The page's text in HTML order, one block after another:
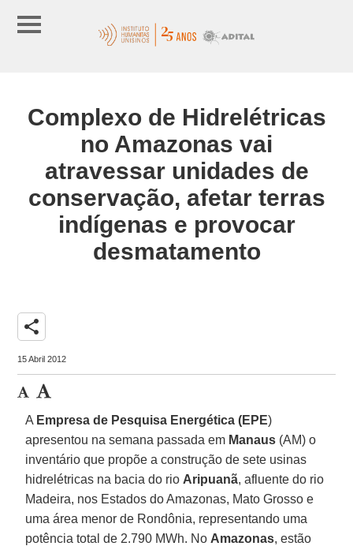
Complexo de Hidrelétricas
no Amazonas vai
atravessar unidades de
conservação, afetar terras
indígenas e provocar
desmatamento
share
15 Abril 2012
A Empresa de Pesquisa Energética (EPE)
apresentou na semana passada em Manaus (AM) o
inventário que propõe a construção de sete usinas
hidrelétricas na bacia do rio Aripuanã, afluente do rio
Madeira, nos Estados do Amazonas, Mato Grosso e
uma área menor de Rondônia, representando uma
potência total de 2.790 MWh. No Amazonas, estão